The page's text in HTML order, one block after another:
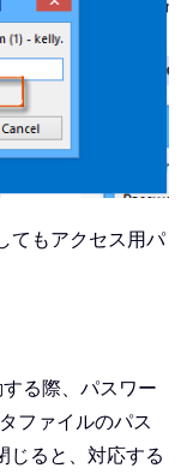
もアクセス用パ
る際、パスワー
ファイルのパス
じると、対応する